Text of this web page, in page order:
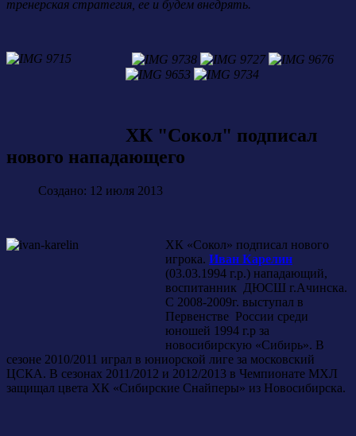
тренерская стратегия, ее и будем внедрять.
ХК "Сокол" подписал
нового нападающего
Создано: 12 июля 2013
ХК «Сокол» подписал нового
игрока. Иван Карелин
(03.03.1994 г.р.) нападающий,
воспитанник ДЮСШ г.Ачинска.
С 2008-2009г. выступал в
Первенстве России среди
юношей 1994 г.р за
новосибирскую «Сибирь». В
сезоне 2010/2011 играл в юниорской лиге за московский
ЦСКА. В сезонах 2011/2012 и 2012/2013 в Чемпионате МХЛ
защищал цвета ХК «Сибирские Снайперы» из Новосибирска.